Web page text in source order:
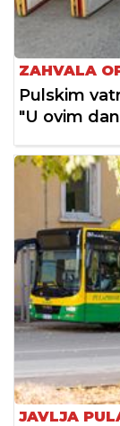
ZAHVALA
Pulskim
"U ovim
JAVLJA